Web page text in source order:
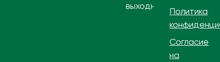
выходной
Политика
Согласие
на